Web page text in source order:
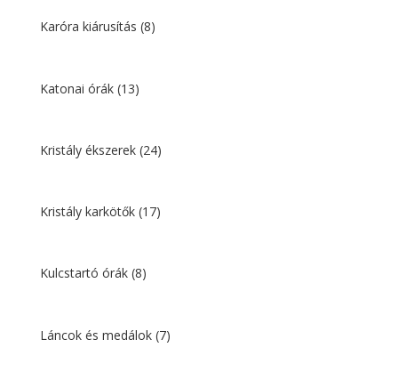
Karóra kiárusítás (8)
Katonai órák (13)
Kristály ékszerek (24)
Kristály karkötők (17)
Kulcstartó órák (8)
Láncok és medálok (7)